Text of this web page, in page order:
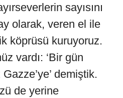
sayısını
olarak, veren el ile
köprüsü kuruyoruz.
vardı: ‘Bir gün
demiştik.
de yerine